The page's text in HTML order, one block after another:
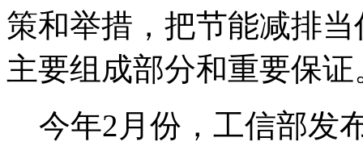
策和举措，把节能减排
主要组成部分和重要保证
今年2月份，工信部发